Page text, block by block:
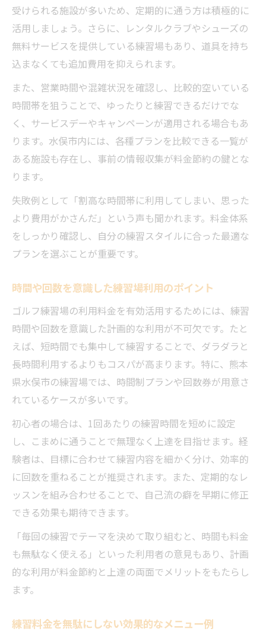
受けられる施設が多いため、定期的に通う方は積極的に
活用しましょう。さらに、レンタルクラブやシューズの
無料サービスを提供している練習場もあり、道具を持ち
込まなくても追加費用を抑えられます。
また、営業時間や混雑状況を確認し、比較的空いている
時間帯を狙うことで、ゆったりと練習できるだけでな
く、サービスデーやキャンペーンが適用される場合もあ
ります。水俣市内には、各種プランを比較できる一覧が
ある施設も存在し、事前の情報収集が料金節約の鍵とな
ります。
失敗例として「割高な時間帯に利用してしまい、思った
より費用がかさんだ」という声も聞かれます。料金体系
をしっかり確認し、自分の練習スタイルに合った最適な
プランを選ぶことが重要です。
時間や回数を意識した練習場利用のポイント
ゴルフ練習場の利用料金を有効活用するためには、練習
時間や回数を意識した計画的な利用が不可欠です。たと
えば、短時間でも集中して練習することで、ダラダラと
長時間利用するよりもコスパが高まります。特に、熊本
県水俣市の練習場では、時間制プランや回数券が用意さ
れているケースが多いです。
初心者の場合は、1回あたりの練習時間を短めに設定
し、こまめに通うことで無理なく上達を目指せます。経
験者は、目標に合わせて練習内容を細かく分け、効率的
に回数を重ねることが推奨されます。また、定期的なレ
ッスンを組み合わせることで、自己流の癖を早期に修正
できる効果も期待できます。
「毎回の練習でテーマを決めて取り組むと、時間も料金
も無駄なく使える」といった利用者の意見もあり、計画
的な利用が料金節約と上達の両面でメリットをもたらし
ます。
練習料金を無駄にしない効果的なメニュー例